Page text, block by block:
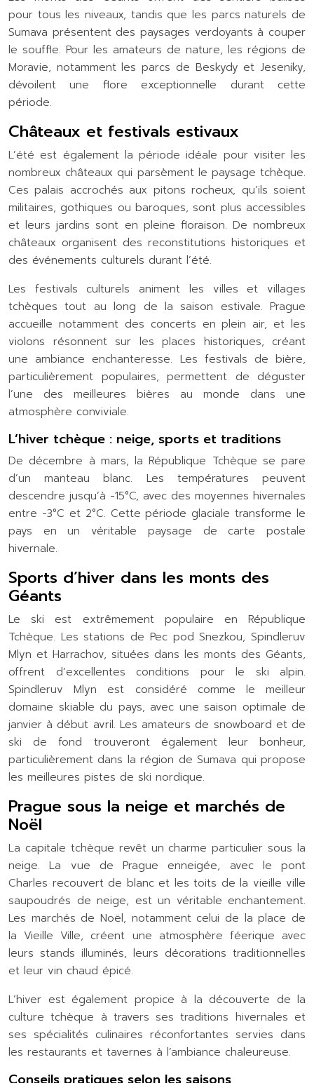
pour tous les niveaux, tandis que les parcs naturels de
Sumava présentent des paysages verdoyants à couper
le souffle. Pour les amateurs de nature, les régions de
Moravie, notamment les parcs de Beskydy et Jeseniky,
dévoilent une flore exceptionnelle durant cette
période.
Châteaux et festivals estivaux
L’été est également la période idéale pour visiter les
nombreux châteaux qui parsèment le paysage tchèque.
Ces palais accrochés aux pitons rocheux, qu’ils soient
militaires, gothiques ou baroques, sont plus accessibles
et leurs jardins sont en pleine floraison. De nombreux
châteaux organisent des reconstitutions historiques et
des événements culturels durant l’été.
Les festivals culturels animent les villes et villages
tchèques tout au long de la saison estivale. Prague
accueille notamment des concerts en plein air, et les
violons résonnent sur les places historiques, créant
une ambiance enchanteresse. Les festivals de bière,
particulièrement populaires, permettent de déguster
l’une des meilleures bières au monde dans une
atmosphère conviviale.
L’hiver tchèque : neige, sports et traditions
De décembre à mars, la République Tchèque se pare
d’un manteau blanc. Les températures peuvent
descendre jusqu’à -15°C, avec des moyennes hivernales
entre -3°C et 2°C. Cette période glaciale transforme le
pays en un véritable paysage de carte postale
hivernale.
Sports d’hiver dans les monts des
Géants
Le ski est extrêmement populaire en République
Tchèque. Les stations de Pec pod Snezkou, Spindleruv
Mlyn et Harrachov, situées dans les monts des Géants,
offrent d’excellentes conditions pour le ski alpin.
Spindleruv Mlyn est considéré comme le meilleur
domaine skiable du pays, avec une saison optimale de
janvier à début avril. Les amateurs de snowboard et de
ski de fond trouveront également leur bonheur,
particulièrement dans la région de Sumava qui propose
les meilleures pistes de ski nordique.
Prague sous la neige et marchés de
Noël
La capitale tchèque revêt un charme particulier sous la
neige. La vue de Prague enneigée, avec le pont
Charles recouvert de blanc et les toits de la vieille ville
saupoudrés de neige, est un véritable enchantement.
Les marchés de Noël, notamment celui de la place de
la Vieille Ville, créent une atmosphère féerique avec
leurs stands illuminés, leurs décorations traditionnelles
et leur vin chaud épicé.
L’hiver est également propice à la découverte de la
culture tchèque à travers ses traditions hivernales et
ses spécialités culinaires réconfortantes servies dans
les restaurants et tavernes à l’ambiance chaleureuse.